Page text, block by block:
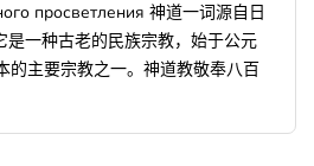
просветления 神道一词源自日
是一种古老的民族宗教，始于公元
的主要宗教之一。神道教敬奉八百